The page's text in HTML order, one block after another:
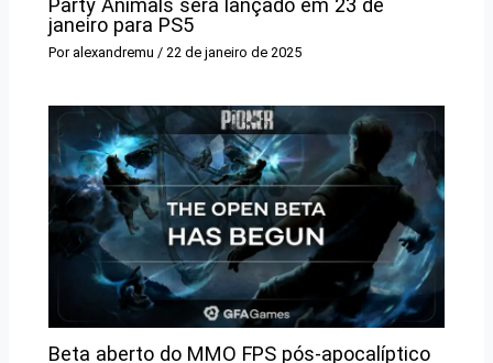
Party Animals será lançado em 23 de
janeiro para PS5
Por alexandremu / 22 de janeiro de 2025
Beta aberto do MMO FPS pós-apocalíptico